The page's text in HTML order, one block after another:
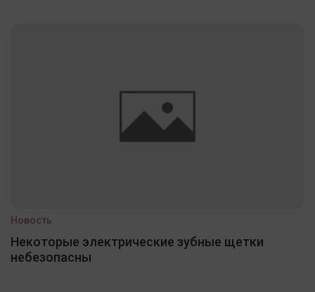
Новость
Некоторые электрические зубные щетки
небезопасны